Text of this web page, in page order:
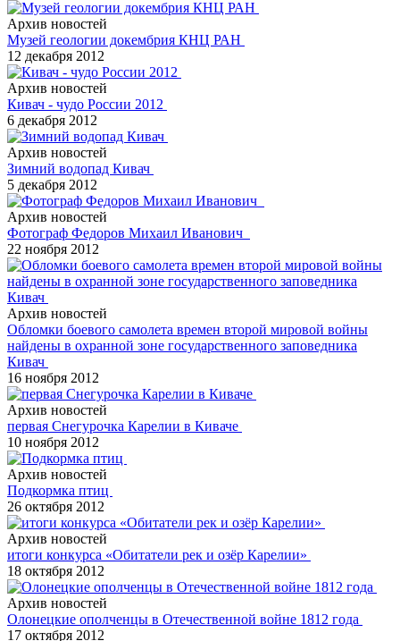
Архив новостей
Музей геологии докембрия КНЦ РАН
12 декабря 2012
Архив новостей
Кивач - чудо России 2012
6 декабря 2012
Архив новостей
Зимний водопад Кивач
5 декабря 2012
Архив новостей
Фотограф Федоров Михаил Иванович
22 ноября 2012
Архив новостей
Обломки боевого самолета времен второй мировой войны
найдены в охранной зоне государственного заповедника
Кивач
16 ноября 2012
Архив новостей
первая Снегурочка Карелии в Киваче
10 ноября 2012
Архив новостей
Подкормка птиц
26 октября 2012
Архив новостей
итоги конкурса «Обитатели рек и озёр Карелии»
18 октября 2012
Архив новостей
Олонецкие ополченцы в Отечественной войне 1812 года
17 октября 2012